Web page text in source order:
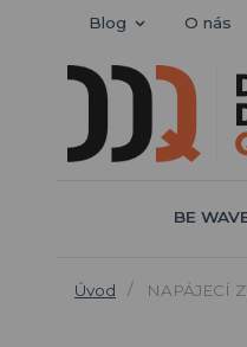
Blog O nás
BE
Úvod NAPÁJECÍ